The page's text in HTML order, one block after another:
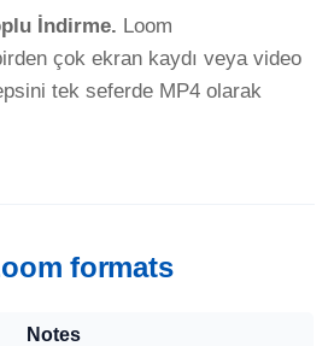
İndirme. Loom
çok ekran kaydı veya video
tek seferde MP4 olarak
formats
Notes